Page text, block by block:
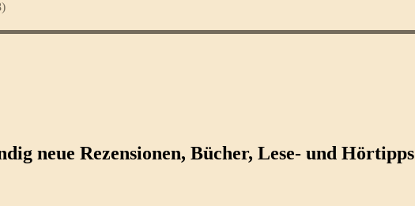
neue Rezensionen, Bücher, Lese- und Hörtipps